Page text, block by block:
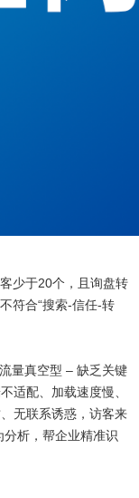
少于20个，且询盘转
符合“搜索-信任-转
量真空型 – 缺乏关键
适配、加载速度慢、
无联系诱惑，访客来
析，帮企业精准识